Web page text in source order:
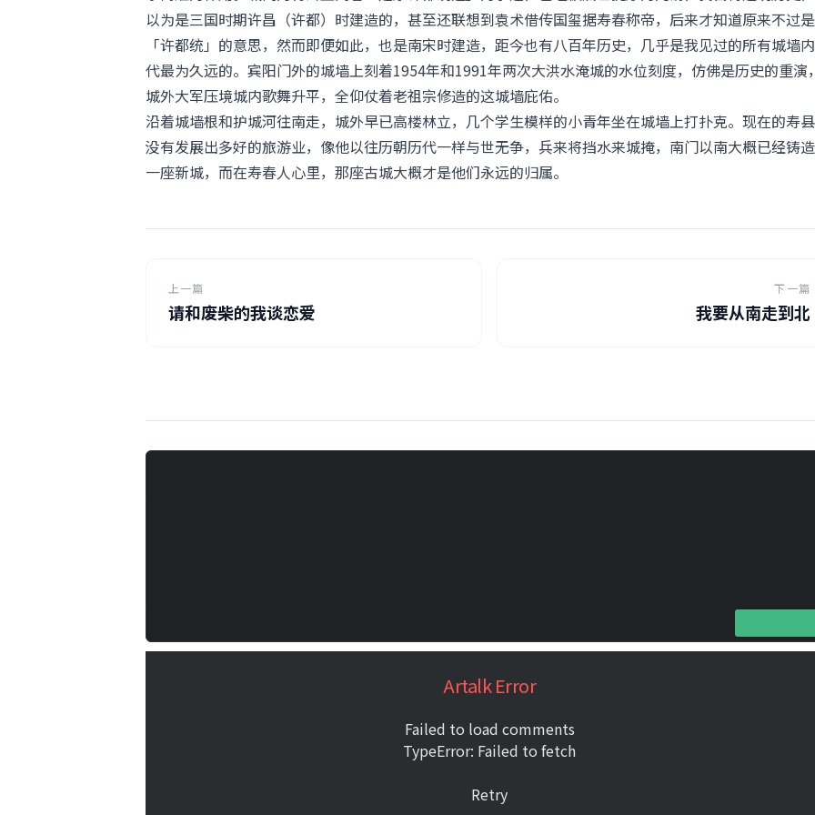
以为是三国时期许昌（许都）时建造的，甚至还联想到袁术借传国玺据寿春称帝，后来才知道原来不过是
「许都统」的意思，然而即便如此，也是南宋时建造，距今也有八百年历史，几乎是我见过的所有城墙
代最为久远的。宾阳门外的城墙上刻着1954年和1991年两次大洪水淹城的水位刻度，仿佛是历史的重演，
城外大军压境城内歌舞升平，全仰仗着老祖宗修造的这城墙庇佑。
沿着城墙根和护城河往南走，城外早已高楼林立，几个学生模样的小青年坐在城墙上打扑克。现在的寿
没有发展出多好的旅游业，像他以往历朝历代一样与世无争，兵来将挡水来城掩，南门以南大概已经铸
一座新城，而在寿春人心里，那座古城大概才是他们永远的归属。
上一篇
请和废柴的我谈恋爱
下一篇
我要从南走到北
Artalk Error
Failed to load comments
TypeError: Failed to fetch
Retry